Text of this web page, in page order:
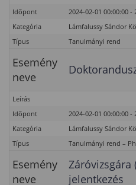
Időpont
2024-02-01 00:00:00 -
Kategória
Lámfalussy Sándor
Típus
Tanulmányi rend
Esemény
neve
Leírás
Időpont
2024-02-01 00:00:00 -
Kategória
Lámfalussy Sándor
Típus
Tanulmányi rend –
Esemény
neve
Záróvizsgára
jelentkezés